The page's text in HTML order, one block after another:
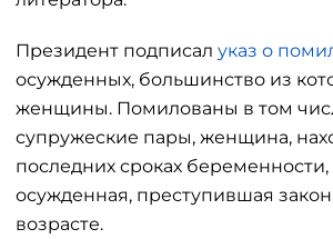
Президент подписал указ о
осужденных, большинство из
женщины. Помилованы в том
супружеские пары, женщина,
последних сроках беременности,
осужденная, преступившая
возрасте.